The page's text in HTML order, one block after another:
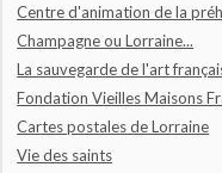
Centre d'animation de la
Champagne ou Lorraine...
La sauvegarde de l'art
Fondation Vieilles Maisons
Cartes postales de Lorraine
Vie des saints